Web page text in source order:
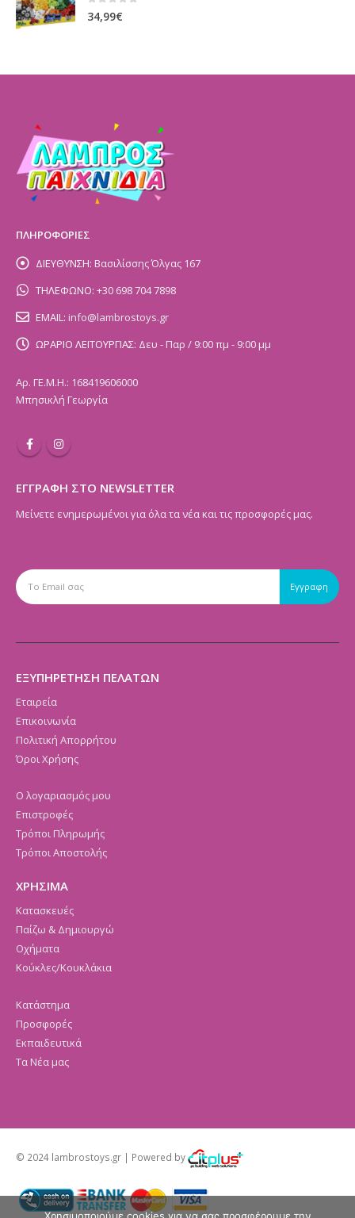
0 out of 5
34,99€
ΠΛΗΡΟΦΟΡΙΕΣ
ΔΙΕΥΘΥΝΣΗ: Βασιλίσσης Όλγας 167
ΤΗΛΕΦΩΝΟ: +30 698 704 7898
EMAIL: info@lambrostoys.gr
ΩΡΑΡΙΟ ΛΕΙΤΟΥΡΓΙΑΣ: Δευ - Παρ / 9:00 πμ - 9:00 μμ
Αρ. ΓΕ.Μ.Η.: 168419606000
Μπησικλή Γεωργία
ΕΓΓΡΑΦΗ ΣΤΟ NEWSLETTER
Μείνετε ενημερωμένοι για όλα τα νέα και τις προσφορές μας.
ΕΞΥΠΗΡΕΤΗΣΗ ΠΕΛΑΤΩΝ
Εταιρεία
Επικοινωνία
Πολιτική Απορρήτου
Όροι Χρήσης
Ο λογαριασμός μου
Επιστροφές
Τρόποι Πληρωμής
Τρόποι Αποστολής
ΧΡΗΣΙΜΑ
Κατασκευές
Παίζω & Δημιουργώ
Οχήματα
Κούκλες/Κουκλάκια
Κατάστημα
Προσφορές
Εκπαιδευτικά
Τα Νέα μας
© 2024 lambrostoys.gr | Powered by